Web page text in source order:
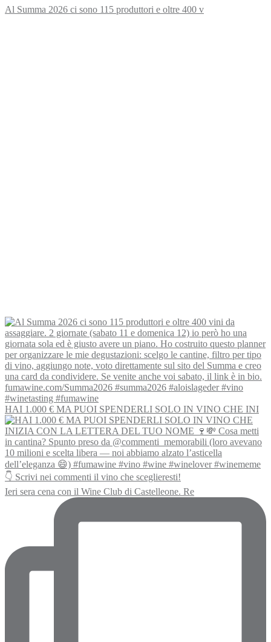
Al Summa 2026 ci sono 115 produttori e oltre 400 v
HAI 1.000 € MA PUOI SPENDERLI SOLO IN VINO CHE INI
Ieri sera cena con il Wine Club di Castelleone. Re